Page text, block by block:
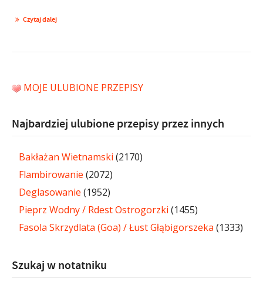
Czytaj dalej
MOJE ULUBIONE PRZEPISY
Najbardziej ulubione przepisy przez innych
Bakłażan Wietnamski (2170)
Flambirowanie (2072)
Deglasowanie (1952)
Pieprz Wodny / Rdest Ostrogorzki (1455)
Fasola Skrzydlata (Goa) / Łust Głąbigorszeka (1333)
Szukaj w notatniku